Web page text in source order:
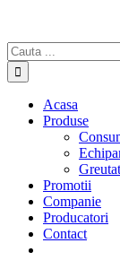
Cautare...
Acasa
Produse
Promotii
Companie
Producatori
Contact